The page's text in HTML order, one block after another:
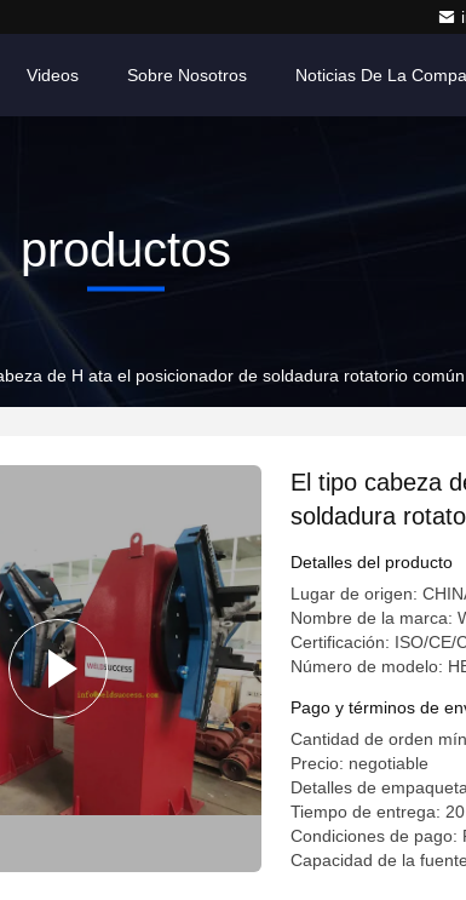
Videos Sobre Nosotros Noticias De La
productos
de H ata el posicionador de soldadura rotatorio
El tipo cabeza
soldadura
del pie
Detalles del producto
Lugar de origen:
Nombre de la marca:
Certificación: ISO/CE/
Número de modelo:
Pago y términos de
Cantidad de orden
Precio: negotiable
Detalles de
Tiempo de entrega:
Condiciones de pago:
Capacidad de la